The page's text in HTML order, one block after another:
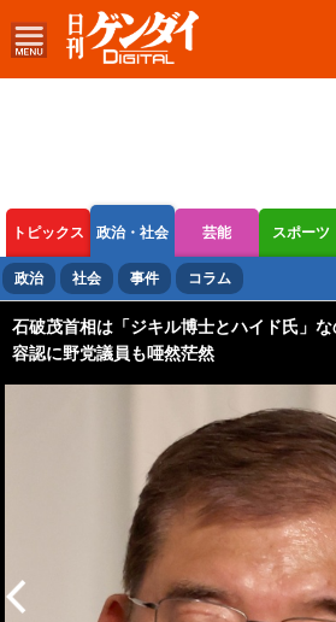
トピックス 政治・社会 芸能 スポーツ
ボートレース 競輪 オートレース
政治 社会 事件 コラム
石破茂首相は「ジキル博士とハイド氏」
容認に野党議員も唖然茫然